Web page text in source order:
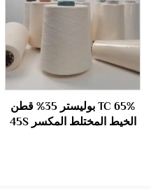
TC 65% بوليستر 35% قطن
الخيط المختلط المكسر 45S